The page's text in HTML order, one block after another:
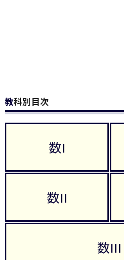
教科別目次
数I
数II
数III